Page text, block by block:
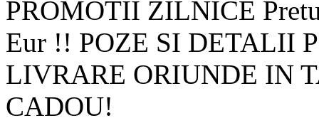
PROMOTII ZILNICE
Eur !! POZE SI DETALII
LIVRARE ORIUNDE IN
CADOU!